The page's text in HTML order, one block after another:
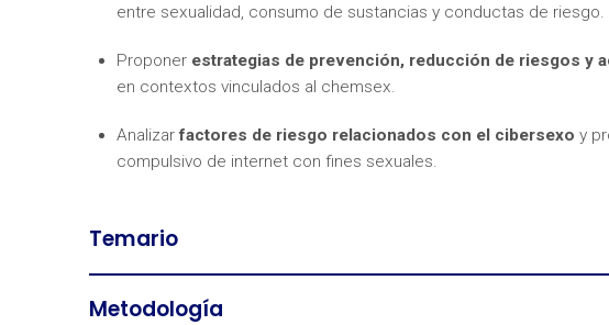
entre sexualidad, consumo de sustancias y conductas de riesgo.
Proponer estrategias de prevención, reducción de riesgos y
en contextos vinculados al chemsex.
Analizarfactores de riesgo relacionados con el cibersexo y
compulsivo de internet con fines sexuales.
Temario
Metodología